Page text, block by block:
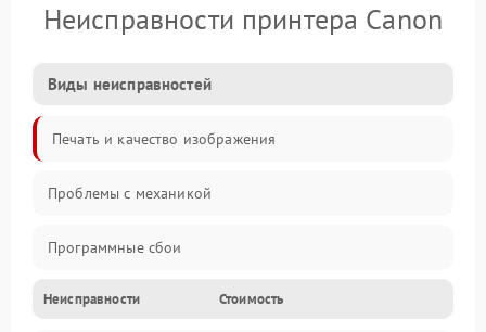
Неисправности принтера Canon
Виды неисправностей
Печать и качество изображения
Проблемы с механикой
Программные сбои
Программные ошибки
Неисправности Стоимость